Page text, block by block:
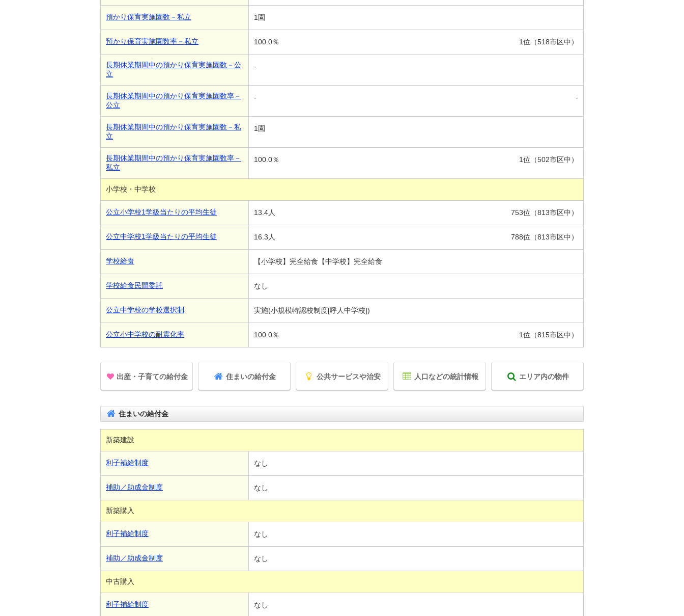
預かり保育実施園数－私立 1園
預かり保育実施園数率－私立 100.0％ 1位（518市区中）
長期休業期間中の預かり保育実施園数－公
立
-
長期休業期間中の預かり保育実施園数率－
公立
- -
長期休業期間中の預かり保育実施園数－私
立
1園
長期休業期間中の預かり保育実施園数率－
私立
100.0％ 1位（502市区中）
小学校・中学校
公立小学校1学級当たりの平均生徒 13.4人 753位（813市区中）
公立中学校1学級当たりの平均生徒 16.3人 788位（813市区中）
学校給食 【小学校】完全給食【中学校】完全給食
学校給食民間委託 なし
公立中学校の学校選択制 実施(小規模特認校制度[呼人中学校])
公立小中学校の耐震化率 100.0％ 1位（815市区中）
出産・子育ての給付金 住まいの給付金 公共サービスや治安 人口などの統計情報 エリア内の物件
住まいの給付金
新築建設
利子補給制度 なし
補助／助成金制度 なし
新築購入
利子補給制度 なし
補助／助成金制度 なし
中古購入
利子補給制度 なし